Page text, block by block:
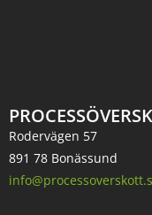
Rodervägen 57
891 78 Bonässund